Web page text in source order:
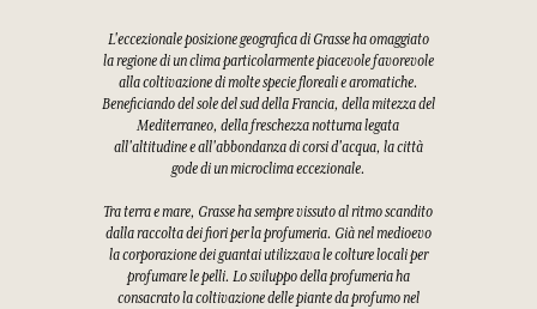
L'eccezionale posizione geografica di Grasse ha omaggiato
la regione di un clima particolarmente piacevole favorevole
alla coltivazione di molte specie floreali e aromatiche.
Beneficiando del sole del sud della Francia, della mitezza del
Mediterraneo, della freschezza notturna legata
all'altitudine e all'abbondanza di corsi d'acqua, la città
gode di un microclima eccezionale.
Tra terra e mare, Grasse ha sempre vissuto al ritmo scandito
dalla raccolta dei fiori per la profumeria. Già nel medioevo
la corporazione dei guantai utilizzava le colture locali per
profumare le pelli. Lo sviluppo della profumeria ha
consacrato la coltivazione delle piante da profumo nel